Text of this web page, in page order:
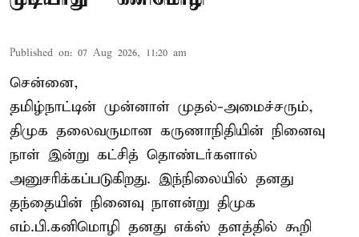
Published on: 07 Aug 2026, 11:20 am
சென்னை,
தமிழ்நாட்டின் முன்னாள் முதல்-அமைச்சரும்,
திமுக தலைவருமான கருணாநிதியின் நினைவு
நாள் இன்று கட்சித் தொண்டர்களால்
அனுசரிக்கப்படுகிறது. இந்நிலையில் தனது
தந்தையின் நினைவு நாளன்று திமுக
எம்.பி.கனிமொழி தனது எக்ஸ் தளத்தில் கூறி